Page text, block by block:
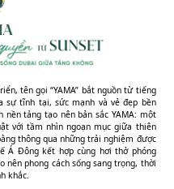
tên gọi “YAMA” bắt nguồn từ tiếng
sự tĩnh tại, sức mạnh và vẻ đẹp bền
tảng tạo nên bản sắc YAMA: một
với tầm nhìn ngoạn mục giữa thiên
thông qua những trải nghiệm được
Á Đông kết hợp cùng hơi thở phóng
phong cách sống sang trọng, thời
khắc.